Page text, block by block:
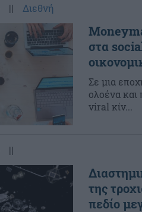
|| Διεθνή
στα
Σε μια
ολοένα και
viral κίν...
||
της
πεδίο